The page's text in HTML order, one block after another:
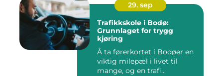
29. sep
Trafikkskole i Bodø:
Grunnlaget for trygg
kjøring
Å ta førerkortet i Bodøer en
viktig milepæl i livet til
mange, og en trafi...